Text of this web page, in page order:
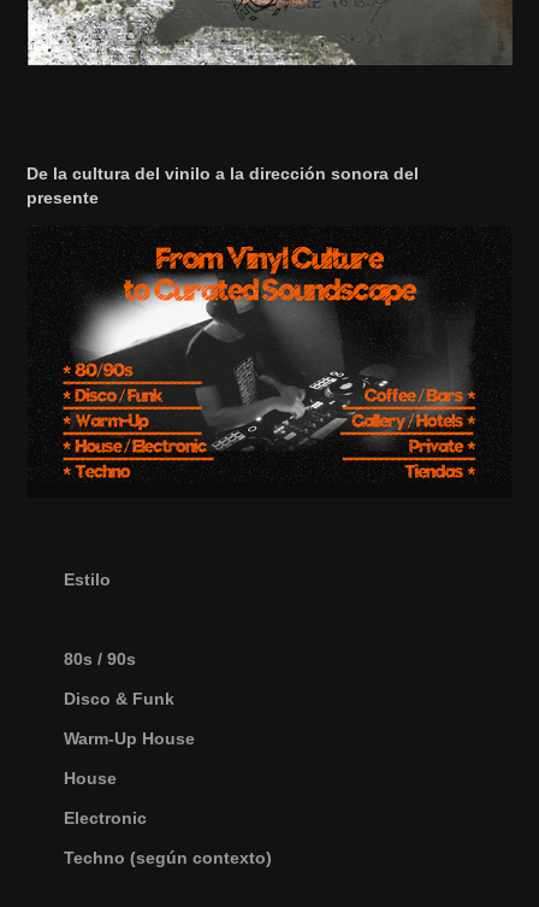
De la cultura del vinilo a la dirección sonora del
presente
Estilo
80s / 90s
Disco & Funk
Warm-Up House
House
Electronic
Techno (según contexto)